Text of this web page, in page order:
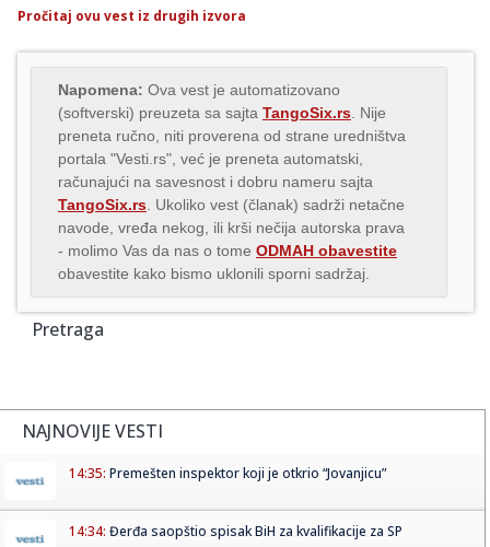
Pročitaj ovu vest iz drugih izvora
Napomena: Ova vest je automatizovano
(softverski) preuzeta sa sajta TangoSix.rs . Nije
preneta ručno, niti proverena od strane uredništva
portala "Vesti.rs", već je preneta automatski,
računajući na savesnost i dobru nameru sajta
TangoSix.rs . Ukoliko vest (članak) sadrži netačne
navode, vređa nekog, ili krši nečija autorska prava
- molimo Vas da nas o tome ODMAH obavestite
obavestite kako bismo uklonili sporni sadržaj.
Pretraga
NAJNOVIJE VESTI
14:35: Premešten inspektor koji je otkrio “Jovanjicu”
14:34: Đerđa saopštio spisak BiH za kvalifikacije za SP